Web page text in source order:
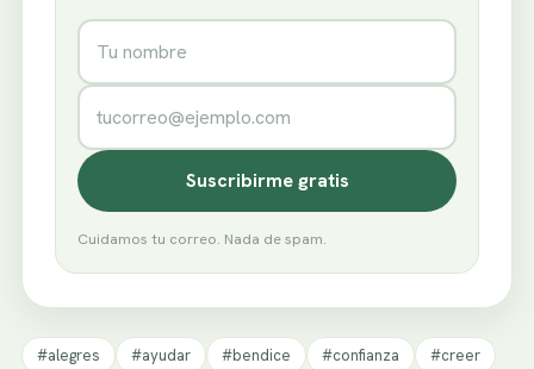
Nombre
Correo electrónico
Suscribirme gratis
Cuidamos tu correo. Nada de spam.
#alegres #ayudar #bendice #confianza
#creer